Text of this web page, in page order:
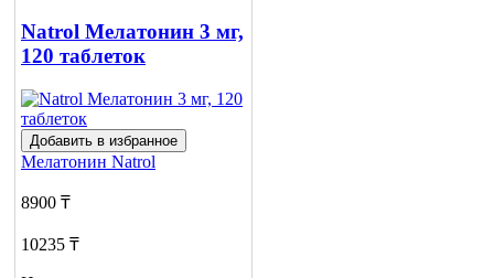
Natrol Мелатонин 3 мг,
120 таблеток
Добавить в избранное
Мелатонин Natrol
8900 ₸
10235 ₸